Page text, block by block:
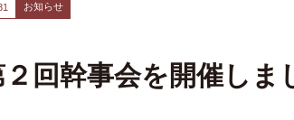
お知らせ
回幹事会を開催しま